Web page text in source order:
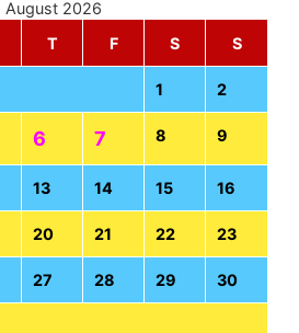
August 2026
T F S S
1 2
6 7 8 9
13 14 15 16
20 21 22 23
27 28 29 30